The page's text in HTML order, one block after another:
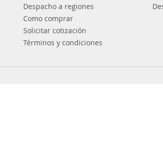
Despacho a regiones
Como comprar
Solicitar cotización
Términos y condiciones